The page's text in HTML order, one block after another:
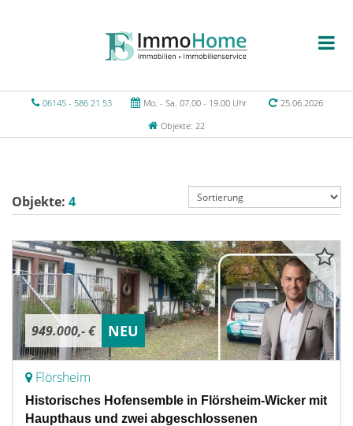
06145 - 586 21 53 Mo. - Sa. 07.00 - 19.00 Uhr
25.06.2026
Objekte: 22
Objekte: 4
949.000,- € NEU
Flörsheim
Historisches Hofensemble in Flörsheim-Wicker mit
Haupthaus und zwei abgeschlossenen